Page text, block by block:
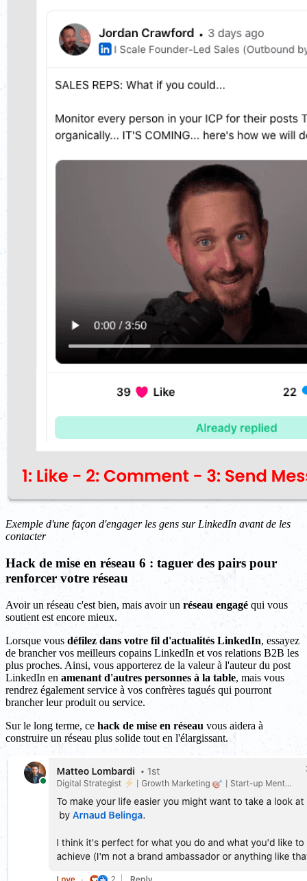
Exemple d'une façon d'engager les gens sur LinkedIn avant de les
contacter
Hack de mise en réseau 6 : taguer des pairs pour
renforcer votre réseau
Avoir un réseau c'est bien, mais avoir un réseau engagé qui vous
soutient est encore mieux.
Lorsque vous défilez dans votre fil d'actualités LinkedIn, essayez
de brancher vos meilleurs copains LinkedIn et vos relations B2B les
plus proches. Ainsi, vous apporterez de la valeur à l'auteur du post
LinkedIn en amenant d'autres personnes à la table, mais vous
rendrez également service à vos confrères tagués qui pourront
brancher leur produit ou service.
Sur le long terme, ce hack de mise en réseau vous aidera à
construire un réseau plus solide tout en l'élargissant.